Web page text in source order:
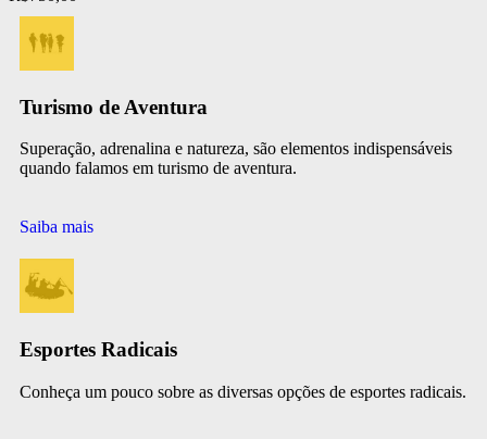
Turismo de Aventura
Superação, adrenalina e natureza, são elementos indispensáveis
quando falamos em turismo de aventura.
Saiba mais
Esportes Radicais
Conheça um pouco sobre as diversas opções de esportes radicais.